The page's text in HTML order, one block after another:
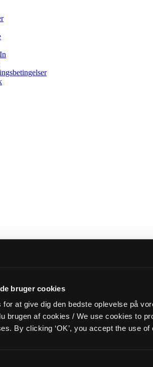
bruger cookies
for at give dig den bedste oplevelse på
brugen af cookies / We use cookies to
By clicking ‘OK’, you accept the use of